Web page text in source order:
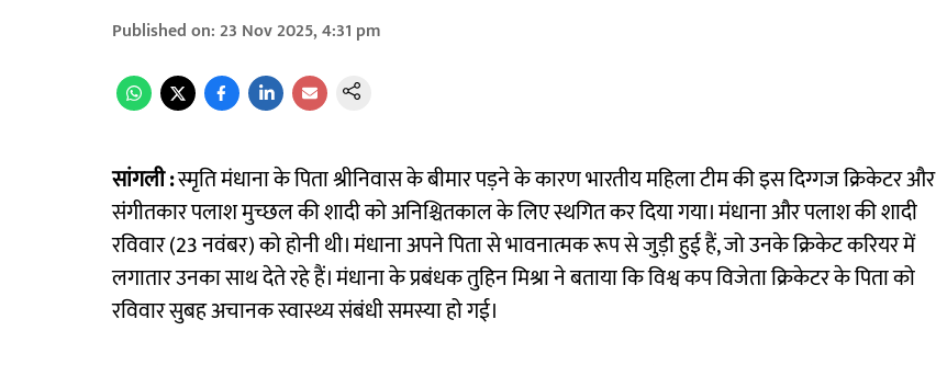
Published on:23 Nov 2025, 4:31 pm
सांगली :स्मृति मंधाना के पिता श्रीनिवास के बीमार पड़ने के कारण भारतीय महिला टीम की इस दिग्गज क्रिकेटर और
संगीतकार पलाश मुच्छल की शादी को अनिश्चितकाल के लिए स्थगित कर दिया गया। मंधाना और पलाश की शादी
रविवार (23 नवंबर) को होनी थी। मंधाना अपने पिता से भावनात्मक रूप से जुड़ी हुई हैं, जो उनके क्रिकेट करियर में
लगातार उनका साथ देते रहे हैं। मंधाना के प्रबंधक तुहिन मिश्रा ने बताया कि विश्व कप विजेता क्रिकेटर के पिता को
रविवार सुबह अचानक स्वास्थ्य संबंधी समस्या हो गई।